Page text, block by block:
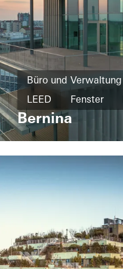
Büro und Verwaltung
LEED
Fenster
Türen
Italien
Bernina